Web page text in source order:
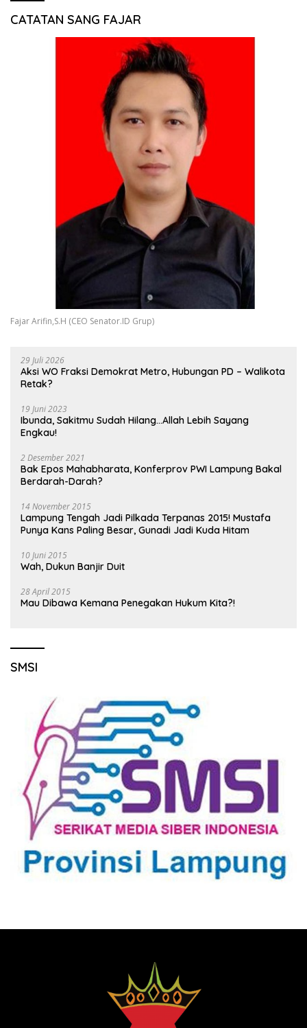
CATATAN SANG FAJAR
Fajar Arifin,S.H (CEO Senator.ID Grup)
29 Juli 2026
Aksi WO Fraksi Demokrat Metro, Hubungan PD – Walikota
Retak?
19 Juni 2023
Ibunda, Sakitmu Sudah Hilang…Allah Lebih Sayang
Engkau!
2 Desember 2021
Bak Epos Mahabharata, Konferprov PWI Lampung Bakal
Berdarah-Darah?
14 November 2015
Lampung Tengah Jadi Pilkada Terpanas 2015! Mustafa
Punya Kans Paling Besar, Gunadi Jadi Kuda Hitam
10 Juni 2015
Wah, Dukun Banjir Duit
28 April 2015
Mau Dibawa Kemana Penegakan Hukum Kita?!
SMSI